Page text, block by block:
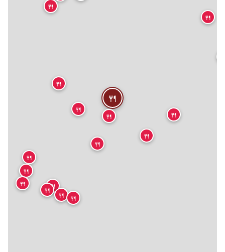
🍴
🍴
🍴
🍴
🍴
🍴
🍴
🍴
🍴
🍴
🍴
🍴
🍴
🍴
🍴
🍴